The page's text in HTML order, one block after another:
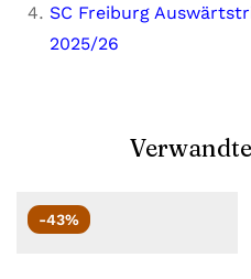
SC Freiburg
2025/26
-43%